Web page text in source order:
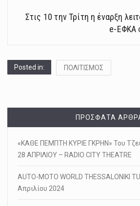
Στις 10 την Τρίτη η έναρξη
e-ΕΦΚΑ
Posted in: ΠΟΛΙΤΙΣΜΟΣ
ΠΡΌΣΦΑΤΑ
«ΚΑΘΕ ΠΕΜΠΤΗ ΚΥΡΙΕ ΓΚΡΗΝ» Του
28 ΑΠΡΙΛΙΟΥ – RADIO CITY THEATRE
AUTO-MOTO WORLD THESSALONIKI
Απριλίου 2024